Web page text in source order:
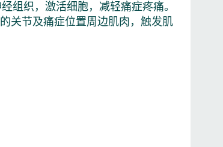
组织，激活细胞，减轻痛症疼痛。
关节及痛症位置周边肌肉，触发肌